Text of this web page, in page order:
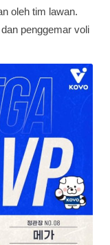
oleh tim lawan.
penggemar voli